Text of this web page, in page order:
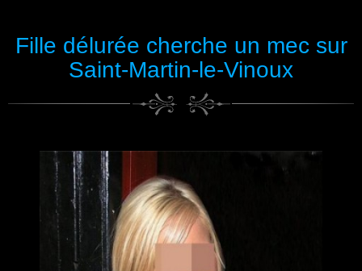
Fille délurée cherche un mec sur
Saint-Martin-le-Vinoux